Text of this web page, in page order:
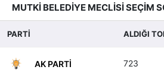
MUTKİ BELEDİYE MECLİSİ SEÇİM
PARTİ ALDIĞI
AK PARTI 723